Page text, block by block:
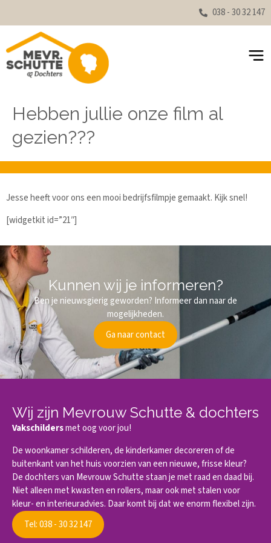
038 - 30 32 147
Hebben jullie onze film al
gezien???
Jesse heeft voor ons een mooi bedrijfsfilmpje gemaakt. Kijk snel!
[widgetkit id=”21″]
Kunnen wij je informeren?
Ben je nieuwsgierig geworden? Informeer dan naar de
mogelijkheden.
Ga naar contact
Wij zijn Mevrouw Schutte & dochters
Vakschildersmet oog voor jou!
De woonkamer schilderen, de kinderkamer decoreren of de
buitenkant van het huis voorzien van een nieuwe, frisse kleur?
De dochters van Mevrouw Schutte staan je met raad en daad bij.
Niet alleen met kwasten en rollers, maar ook met stalen voor
kleur- en interieuradvies. Daar komt bij dat we enorm flexibel zijn.
Tel: 038 - 30 32 147